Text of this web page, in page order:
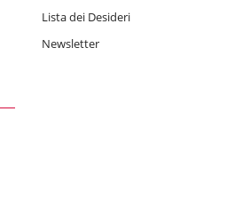
Lista dei Desideri
Newsletter